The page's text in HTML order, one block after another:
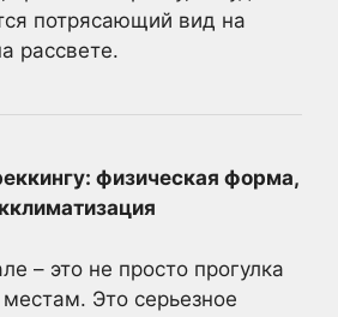
потрясающий вид на
рассвете.
физическая форма,
– это не просто прогулка
Это серьезное